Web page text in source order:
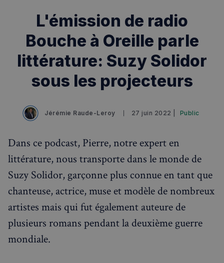
RECHERCHES POPULAIRES
Annuaire des professionnels
Visites guidées
Événements à venir
L'émission de radio
Bouche à Oreille parle
littérature: Suzy Solidor
sous les projecteurs
Jérémie Raude-Leroy 27 juin 2022 | Public
Dans ce podcast, Pierre, notre expert en
littérature, nous transporte dans le monde de
Suzy Solidor, garçonne plus connue en tant que
chanteuse, actrice, muse et modèle de nombreux
artistes mais qui fut également auteure de
plusieurs romans pendant la deuxième guerre
mondiale.